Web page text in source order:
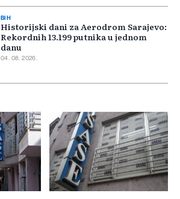
BIH
Historijski dani za Aerodrom Sarajevo:
Rekordnih 13.199 putnika u jednom
danu
04. 08. 2026.